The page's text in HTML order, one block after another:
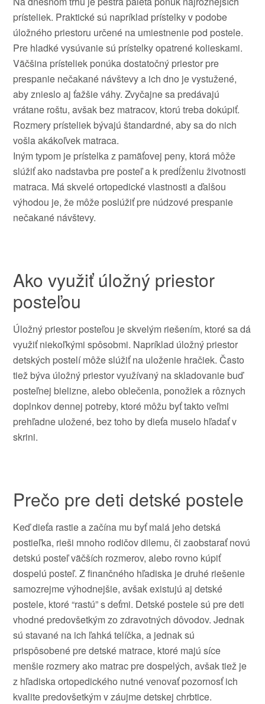
prísteliek. Praktické sú napríklad prístelky v podobe
úložného priestoru určené na umiestnenie pod postele.
Pre hladké vysúvanie sú prístelky opatrené kolieskami.
Väčšina prísteliek ponúka dostatočný priestor pre
prespanie nečakané návštevy a ich dno je vystužené,
aby znieslo aj ťažšie váhy. Zvyčajne sa predávajú
vrátane roštu, avšak bez matracov, ktorú treba dokúpiť.
Rozmery prísteliek bývajú štandardné, aby sa do nich
vošla akákoľvek matraca.
Iným typom je prístelka z pamäťovej peny, ktorá môže
slúžiť ako nadstavba pre posteľ a k predĺženiu životnosti
matraca. Má skvelé ortopedické vlastnosti a ďalšou
výhodou je, že môže poslúžiť pre núdzové prespanie
nečakané návštevy.
Ako využiť úložný priestor
posteľou
Úložný priestor posteľou je skvelým riešením, ktoré sa dá
využiť niekoľkými spôsobmi. Napríklad úložný priestor
detských postelí môže slúžiť na uloženie hračiek. Často
tiež býva úložný priestor využívaný na skladovanie buď
posteľnej bielizne, alebo oblečenia, ponožiek a rôznych
doplnkov dennej potreby, ktoré môžu byť takto veľmi
prehľadne uložené, bez toho by dieťa muselo hľadať v
skrini.
Prečo pre deti detské postele
Keď dieťa rastie a začína mu byť malá jeho detská
postieľka, rieši mnoho rodičov dilemu, či zaobstarať novú
detskú posteľ väčších rozmerov, alebo rovno kúpiť
dospelú posteľ. Z finančného hľadiska je druhé riešenie
samozrejme výhodnejšie, avšak existujú aj detské
postele, ktoré “rastú” s deťmi. Detské postele sú pre deti
vhodné predovšetkým zo zdravotných dôvodov. Jednak
sú stavané na ich ľahká telíčka, a jednak sú
prispôsobené pre detské matrace, ktoré majú síce
menšie rozmery ako matrac pre dospelých, avšak tiež je
z hľadiska ortopedického nutné venovať pozornosť ich
kvalite predovšetkým v záujme detskej chrbtice.